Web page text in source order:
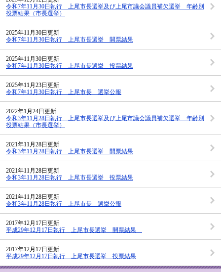
令和7年11月30日執行 上尾市長選挙及び上尾市議会議員補欠選挙 年齢別
投票結果（市長選挙）
2025年11月30日更新
令和7年11月30日執行 上尾市長選挙 開票結果
2025年11月30日更新
令和7年11月30日執行 上尾市長選挙 投票結果
2025年11月23日更新
令和7年11月30日執行 上尾市長 選挙公報
2022年1月24日更新
令和3年11月28日執行 上尾市長選挙及び上尾市議会議員補欠選挙 年齢別
投票結果（市長選挙）
2021年11月28日更新
令和3年11月28日執行 上尾市長選挙 開票結果
2021年11月28日更新
令和3年11月28日執行 上尾市長選挙 投票結果
2021年11月28日更新
令和3年11月28日執行 上尾市長 選挙公報
2017年12月17日更新
平成29年12月17日執行 上尾市長選挙 開票結果
2017年12月17日更新
平成29年12月17日執行 上尾市長選挙 投票結果